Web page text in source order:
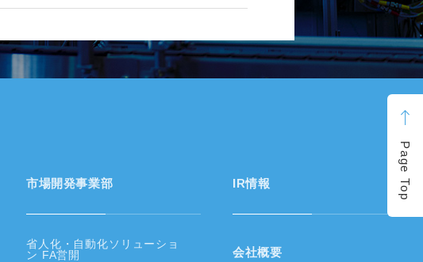
市場開発事業部
省人化・自動化ソリューショ
ン FA営開
IR情報
会社概要
Page Top